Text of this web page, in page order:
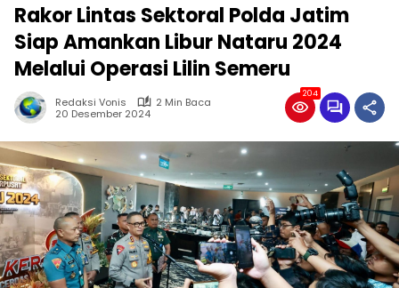
Rakor Lintas Sektoral Polda Jatim
Siap Amankan Libur Nataru 2024
Melalui Operasi Lilin Semeru
Redaksi Vonis
2 Min Baca
20 Desember 2024
204